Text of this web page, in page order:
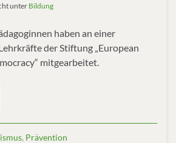
unter Bildung
haben an einer
der Stiftung „European
mitgearbeitet.
, Prävention